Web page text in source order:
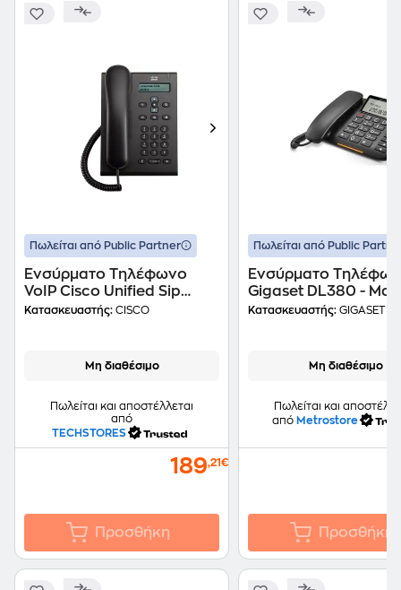
Πωλείται από Public Partner
Ενσύρματο Τηλέφωνο
VoIP Cisco Unified Sip
Phone 3905 - Black
Κατασκευαστής: CISCO
Μη διαθέσιμο
Πωλείται και αποστέλλεται
από
TECHSTORES
189,21€
Προσθήκη
Πωλείται από Public
Ενσύρματο
Gigaset DL380 -
Κατασκευαστής: GIGASET
Μη διαθέσιμο
Πωλείται και
από Metrostore
Προσθήκη